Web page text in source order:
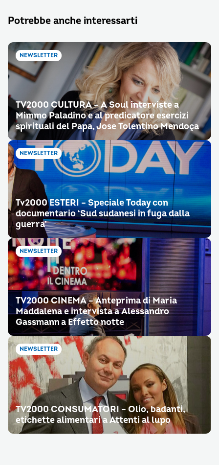
Potrebbe anche interessarti
NEWSLETTER
TV2000 CULTURA – A Soul interviste a
Mimmo Paladino e al predicatore esercizi
spirituali del Papa, Jose Tolentino Mendoça
NEWSLETTER
Tv2000 ESTERI – Speciale Today con
documentario ‘Sud sudanesi in fuga dalla
guerra’
NEWSLETTER
TV2000 CINEMA – Anteprima di Maria
Maddalena e intervista a Alessandro
Gassmann a Effetto notte
NEWSLETTER
TV2000 CONSUMATORI – Olio, badanti,
etichette alimentari a Attenti al lupo